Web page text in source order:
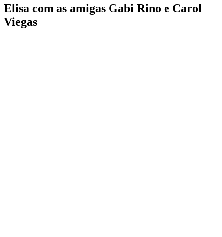
Elisa com as amigas Gabi Rino e Carol
Viegas